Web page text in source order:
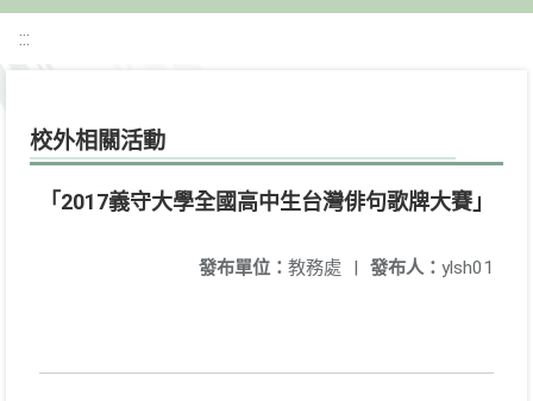
:::
校外相關活動
「2017義守大學全國高中生台灣俳句歌牌大賽」
發布人： ylsh01
發布單位： 教務處 |